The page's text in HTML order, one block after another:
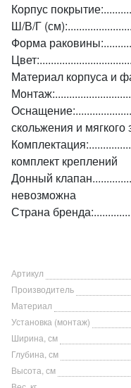
Корпус
Ш/В/Г
Форма
Материал корпуса и
скольжения и мягкого
комплект креплений
Донный
невозможна
Страна
Артикул
Производитель
Материал
Установка (монтаж)
Ширина, см
Глубина, см
Высота, см